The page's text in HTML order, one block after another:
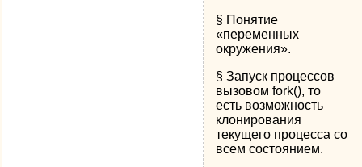
§ Понятие
«переменных
окружения».
§ Запуск процессов
вызовом fork(), то
есть возможность
клонирования
текущего процесса со
всем состоянием.